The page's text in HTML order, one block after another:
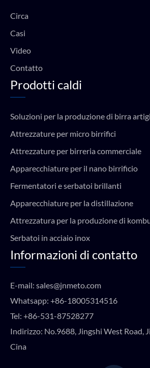
Circa
Casi
Video
Contatto
Prodotti caldi
Soluzioni per la produzione di birra
Attrezzature per micro birrifici
Attrezzature per birreria commerciale
Apparecchiature per il nano birrificio
Fermentatori e serbatoi brillanti
Apparecchiature per la distillazione
Attrezzatura per la produzione di
Serbatoi in acciaio inox
Informazioni di contatto
E-mail: sales@jnmeto.com
Whatsapp: +86-18005314516
Tel: +86-531-87528277
Indirizzo: No.9688, Jingshi West Road,
Cina